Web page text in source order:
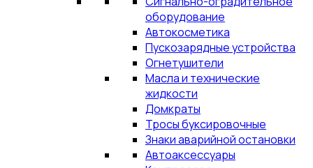
оборудование
Автокосметика
Пускозарядные устройства
Огнетушители
Масла и технические
жидкости
Домкраты
Тросы буксировочные
Знаки аварийной остановки
Автоаксессуары